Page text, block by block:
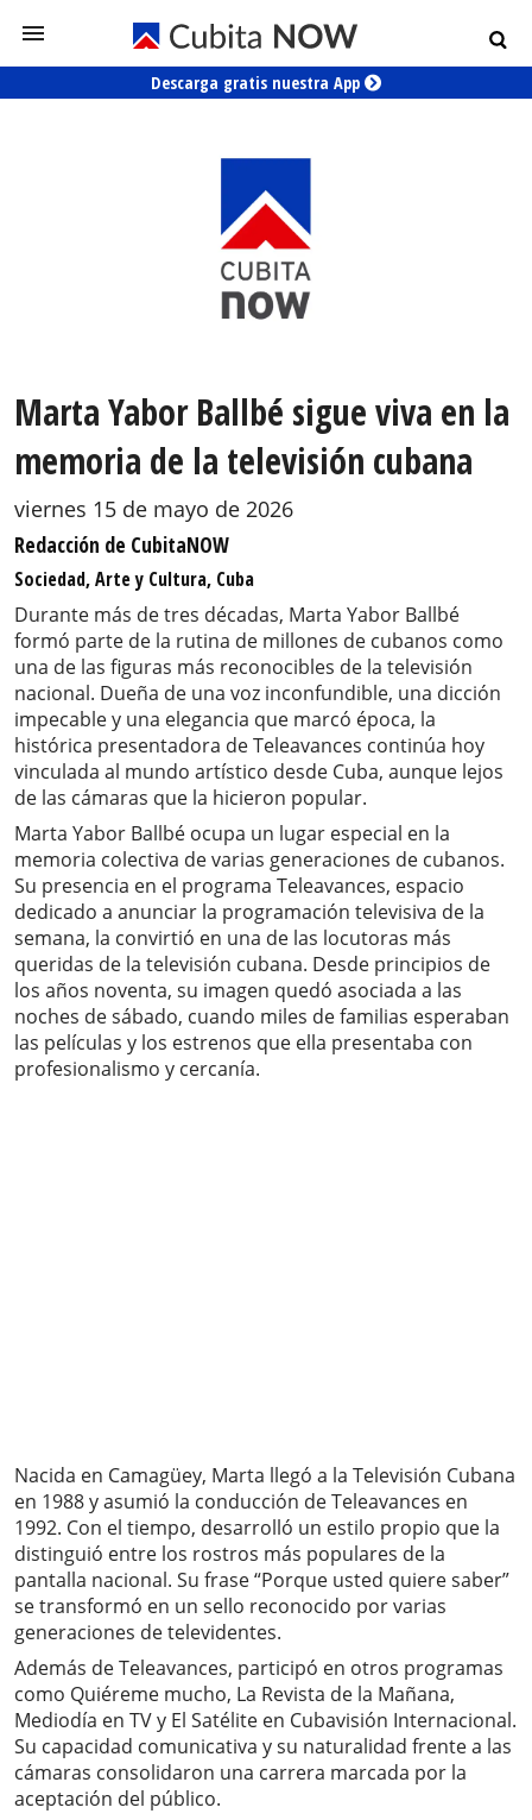
Descarga gratis nuestra App
Marta Yabor Ballbé sigue viva en la
memoria de la televisión cubana
viernes 15 de mayo de 2026
Redacción de CubitaNOW
Sociedad, Arte y Cultura, Cuba
Durante más de tres décadas, Marta Yabor Ballbé
formó parte de la rutina de millones de cubanos como
una de las figuras más reconocibles de la televisión
nacional. Dueña de una voz inconfundible, una dicción
impecable y una elegancia que marcó época, la
histórica presentadora de Teleavances continúa hoy
vinculada al mundo artístico desde Cuba, aunque lejos
de las cámaras que la hicieron popular.
Marta Yabor Ballbé ocupa un lugar especial en la
memoria colectiva de varias generaciones de cubanos.
Su presencia en el programa Teleavances, espacio
dedicado a anunciar la programación televisiva de la
semana, la convirtió en una de las locutoras más
queridas de la televisión cubana. Desde principios de
los años noventa, su imagen quedó asociada a las
noches de sábado, cuando miles de familias esperaban
las películas y los estrenos que ella presentaba con
profesionalismo y cercanía.
Nacida en Camagüey, Marta llegó a la Televisión Cubana
en 1988 y asumió la conducción de Teleavances en
1992. Con el tiempo, desarrolló un estilo propio que la
distinguió entre los rostros más populares de la
pantalla nacional. Su frase “Porque usted quiere saber”
se transformó en un sello reconocido por varias
generaciones de televidentes.
Además de Teleavances, participó en otros programas
como Quiéreme mucho, La Revista de la Mañana,
Mediodía en TV y El Satélite en Cubavisión Internacional.
Su capacidad comunicativa y su naturalidad frente a las
cámaras consolidaron una carrera marcada por la
aceptación del público.